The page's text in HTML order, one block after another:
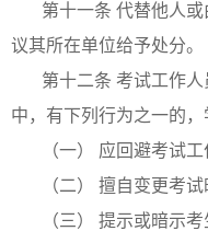
第十一条 代替他人
议其所在单位给予处分。
第十二条 考试工作
中，有下列行为之一的
（一） 应回避考试
（二） 擅自变更考
（三） 提示或暗示